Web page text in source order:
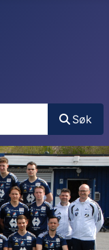
Søk